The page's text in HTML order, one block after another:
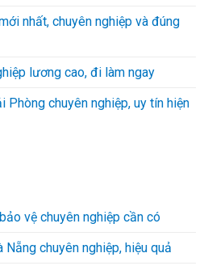
nhất, chuyên nghiệp và đúng
lương cao, đi làm ngay
Phòng chuyên nghiệp, uy tín hiện
vệ chuyên nghiệp cần có
chuyên nghiệp, hiệu quả